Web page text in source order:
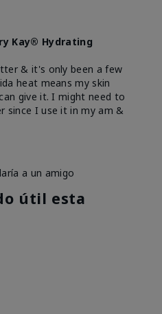
Kay® Hydrating
& it's only been a few
heat means my skin
give it. I might need to
since I use it in my am &
a un amigo
útil esta